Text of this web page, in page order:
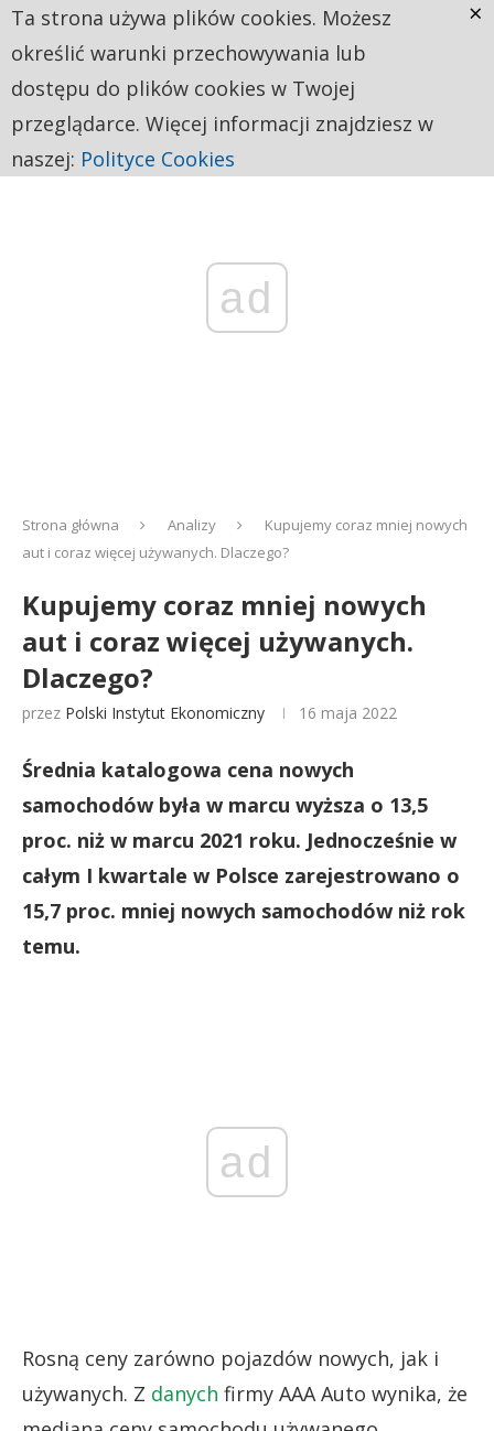
ad
Strona główna Analizy
Kupujemy coraz mniej nowych
aut i coraz więcej używanych. Dlaczego?
Kupujemy coraz mniej nowych
aut i coraz więcej używanych.
Dlaczego?
przez Polski Instytut Ekonomiczny 16 maja 2022
Średnia katalogowa cena nowych
samochodów była w marcu wyższa o 13,5
proc. niż w marcu 2021 roku. Jednocześnie w
całym I kwartale w Polsce zarejestrowano o
15,7 proc. mniej nowych samochodów niż rok
temu.
ad
Rosną ceny zarówno pojazdów nowych, jak i
używanych. Z danych firmy AAA Auto wynika, że
Ta strona używa plików cookies. Możesz
określić warunki przechowywania lub
dostępu do plików cookies w Twojej
przeglądarce. Więcej informacji znajdziesz w
naszej: Polityce Cookies
×